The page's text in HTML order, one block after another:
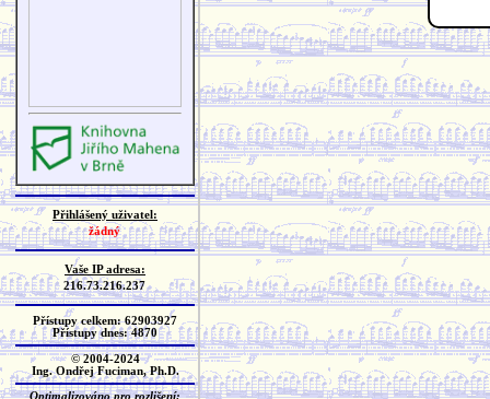
Přihlášený uživatel:
žádný
Vaše IP adresa:
216.73.216.237
Přístupy celkem: 62903927
Přístupy dnes: 4870
© 2004-2024
Ing. Ondřej Fuciman, Ph.D.